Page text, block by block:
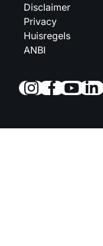
Disclaimer
Privacy
Huisregels
ANBI